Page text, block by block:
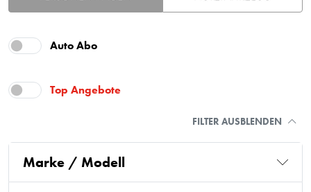
Auto Abo
Top Angebote
FILTER AUSBLENDEN
Marke / Modell